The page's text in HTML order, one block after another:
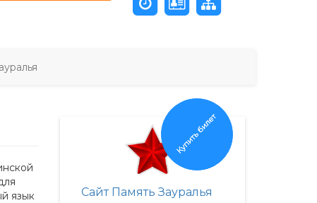
Купить билет
язык
Сайт Память Зауралья